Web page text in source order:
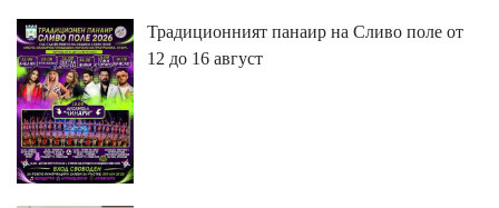
Традиционният панаир на Сливо поле от
12 до 16 август